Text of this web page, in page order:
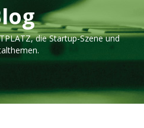
die Startup-Szene und